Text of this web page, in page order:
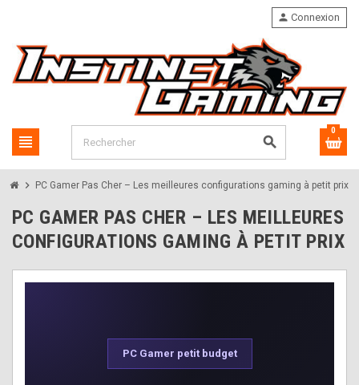
view_headline search
person Connexion
0
chevron_right PC Gamer Pas Cher – Les meilleures configurations gaming à petit prix
PC GAMER PAS CHER – LES MEILLEURES
CONFIGURATIONS GAMING À PETIT PRIX
PC Gamer petit budget